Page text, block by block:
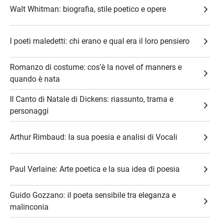
Walt Whitman: biografia, stile poetico e opere
I poeti maledetti: chi erano e qual era il loro pensiero
Romanzo di costume: cos'è la novel of manners e
quando è nata
Il Canto di Natale di Dickens: riassunto, trama e
personaggi
Arthur Rimbaud: la sua poesia e analisi di Vocali
Paul Verlaine: Arte poetica e la sua idea di poesia
Guido Gozzano: il poeta sensibile tra eleganza e
malinconia